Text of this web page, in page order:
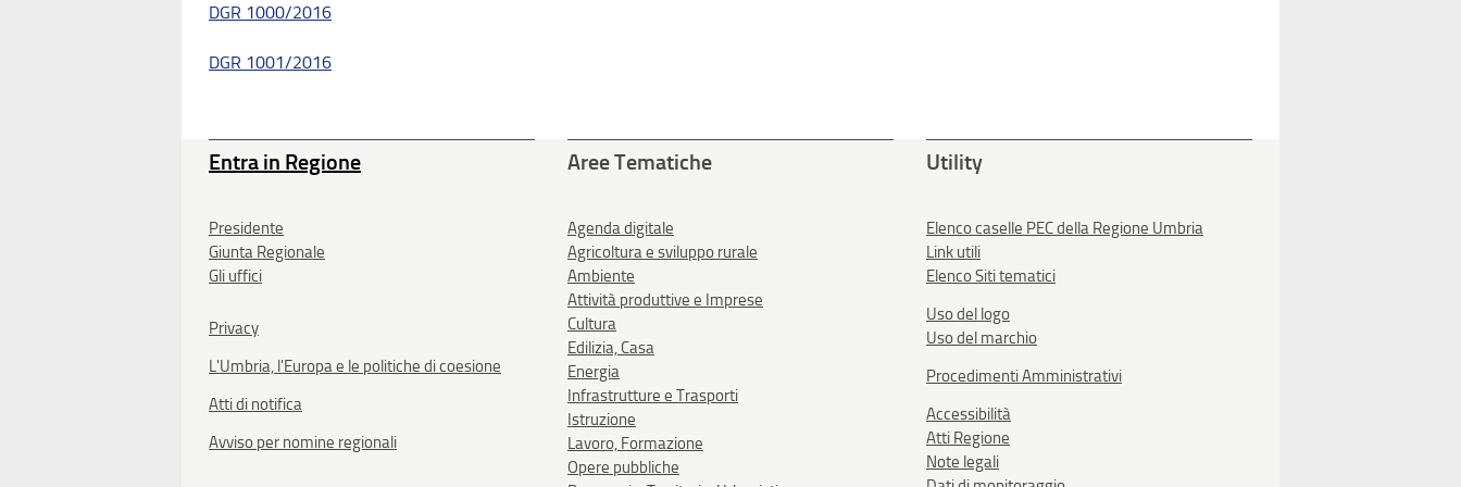
DGR 1000/2016
DGR 1001/2016
Entra in Regione
Presidente
Giunta Regionale
Gli uffici
Privacy
L'Umbria, l'Europa e le politiche di coesione
Atti di notifica
Avviso per nomine regionali
Aree Tematiche
Agenda digitale
Agricoltura e sviluppo rurale
Ambiente
Attività produttive e Imprese
Cultura
Edilizia, Casa
Energia
Infrastrutture e Trasporti
Istruzione
Lavoro, Formazione
Opere pubbliche
Utility
Elenco caselle PEC della Regione Umbria
Link utili
Elenco Siti tematici
Uso del logo
Uso del marchio
Procedimenti Amministrativi
Accessibilità
Atti Regione
Note legali